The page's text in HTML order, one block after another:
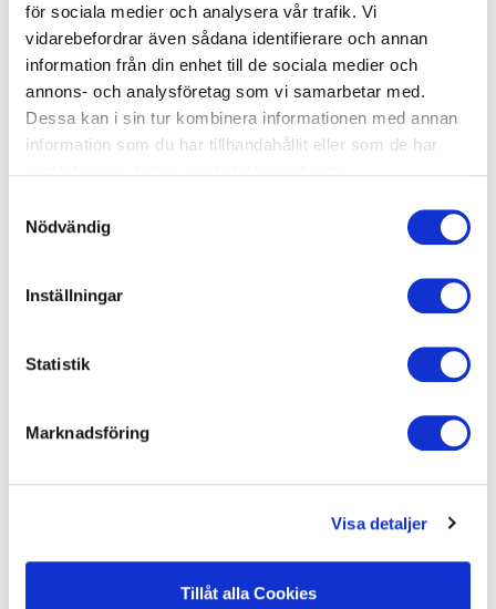
för sociala medier och analysera vår trafik. Vi
vidarebefordrar även sådana identifierare och annan
information från din enhet till de sociala medier och
annons- och analysföretag som vi samarbetar med.
Dessa kan i sin tur kombinera informationen med annan
information som du har tillhandahållit eller som de har
Nödvändig
Inställningar
Statistik
Marknadsföring
Visa detaljer
Tillåt alla Cookies
Italien - Toscana
Beställ HÄR
FrånKöpenhamns flygplats:Eslöv/Kävlinge/Lomma,
Hässleholm/Höör/Lund, Trelleborg/Vellinge
Läs mer